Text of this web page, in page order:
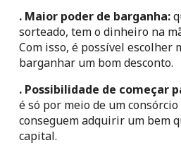
. Maior poder de barganha:
sorteado, tem o dinheiro na
Com isso, é possível escolher
barganhar um bom desconto.
. Possibilidade de começar
é só por meio de um
conseguem adquirir um bem
capital.